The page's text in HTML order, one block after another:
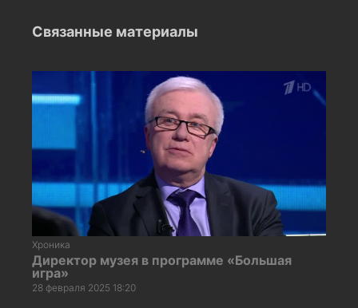
Связанные материалы
Хроника
Директор музея в программе «Большая
игра»
28 февраля 2025 18:20